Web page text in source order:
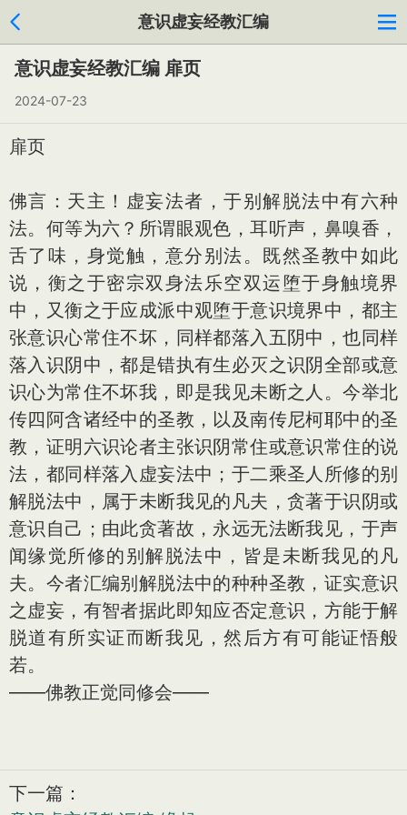
意识虚妄经教汇编
意识虚妄经教汇编 扉页
2024-07-23
扉页
佛言：天主！虚妄法者，于别解脱法中有六种
法。何等为六？所谓眼观色，耳听声，鼻嗅香，
舌了味，身觉触，意分别法。既然圣教中如此
说，衡之于密宗双身法乐空双运堕于身触境界
中，又衡之于应成派中观堕于意识境界中，都主
张意识心常住不坏，同样都落入五阴中，也同样
落入识阴中，都是错执有生必灭之识阴全部或意
识心为常住不坏我，即是我见未断之人。今举北
传四阿含诸经中的圣教，以及南传尼柯耶中的圣
教，证明六识论者主张识阴常住或意识常住的说
法，都同样落入虚妄法中；于二乘圣人所修的别
解脱法中，属于未断我见的凡夫，贪著于识阴或
意识自己；由此贪著故，永远无法断我见，于声
闻缘觉所修的别解脱法中，皆是未断我见的凡
夫。今者汇编别解脱法中的种种圣教，证实意识
之虚妄，有智者据此即知应否定意识，方能于解
脱道有所实证而断我见，然后方有可能证悟般
若。
——佛教正觉同修会——
下一篇：